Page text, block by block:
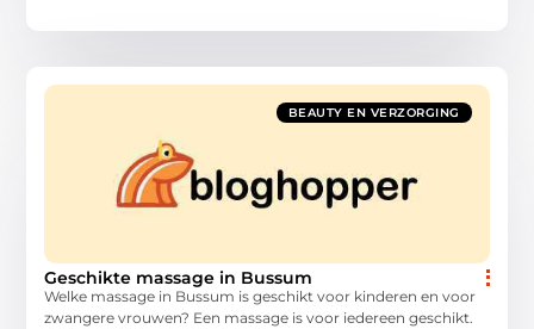
BEAUTY EN VERZORGING
Geschikte massage in Bussum
Welke massage in Bussum is geschikt voor kinderen en voor
zwangere vrouwen? Een massage is voor iedereen geschikt.